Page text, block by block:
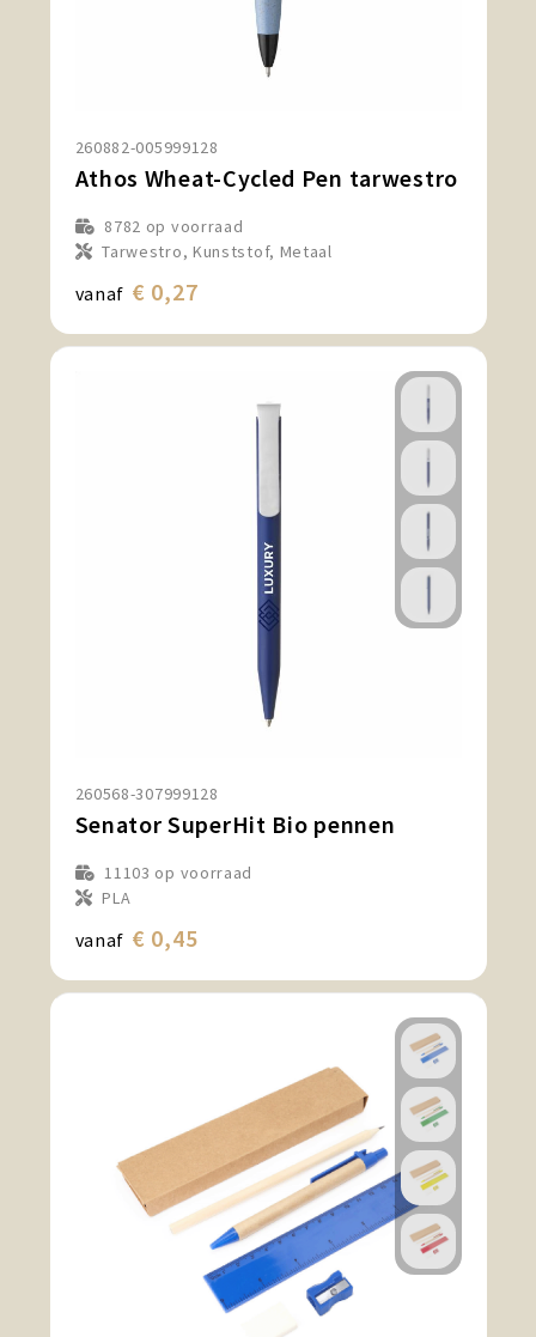
260882-005999128
Athos Wheat-Cycled Pen tarwestro
8782 op voorraad
Tarwestro, Kunststof, Metaal
vanaf € 0,27
260568-307999128
Senator SuperHit Bio pennen
11103 op voorraad
PLA
vanaf € 0,45